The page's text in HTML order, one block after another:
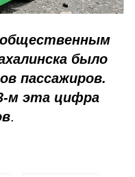
общественным
было
пассажиров.
м эта цифра
.